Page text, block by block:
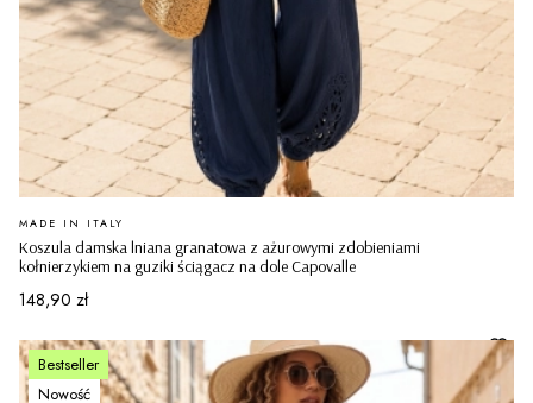
Koszula damska lniana granatowa z ażurowymi zdobieniami
kołnierzykiem na guziki ściągacz na dole Capovalle
PRODUCENT
MADE IN ITALY
Cena
148,90 zł
Bestseller
Nowość